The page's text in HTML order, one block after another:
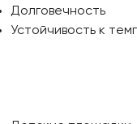
Долговечность
Устойчивость к